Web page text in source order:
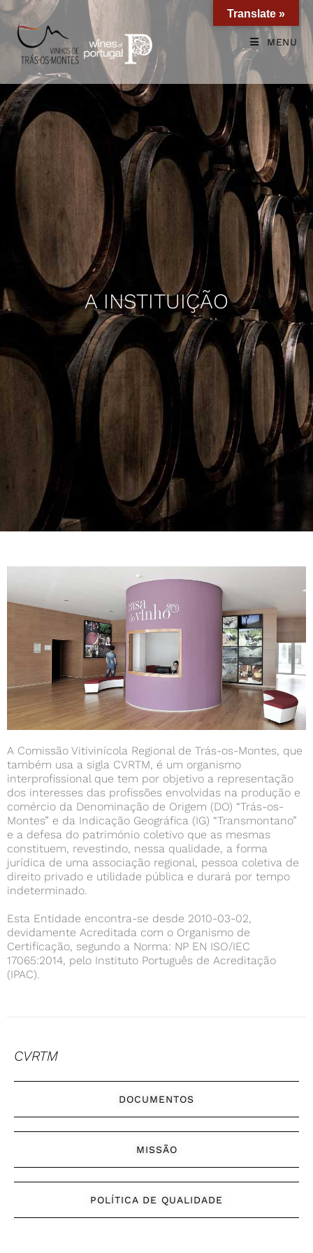
MENU
A INSTITUIÇÃO
A Comissão Vitivinícola Regional de Trás-os-Montes, que
também usa a sigla CVRTM, é um organismo
interprofissional que tem por objetivo a representação
dos interesses das profissões envolvidas na produção e
comércio da Denominação de Origem (DO) “Trás-os-
Montes” e da Indicação Geográfica (IG) “Transmontano”
e a defesa do património coletivo que as mesmas
constituem, revestindo, nessa qualidade, a forma
jurídica de uma associação regional, pessoa coletiva de
direito privado e utilidade pública e durará por tempo
indeterminado.
Esta Entidade encontra-se desde 2010-03-02,
devidamente Acreditada com o Organismo de
Certificação, segundo a Norma: NP EN ISO/IEC
17065:2014, pelo Instituto Português de Acreditação
(IPAC).
CVRTM
DOCUMENTOS
MISSÃO
POLÍTICA DE QUALIDADE
Translate »